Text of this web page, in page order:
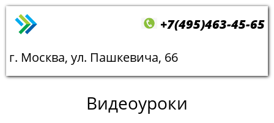
+7(495)463-45-65
г. Москва, ул. Пашкевича, 66
Видеоуроки